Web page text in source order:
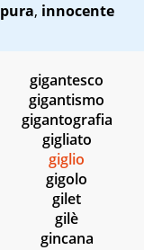
pura, innocente
gigantesco
gigantismo
gigantografia
gigliato
giglio
gigolo
gilet
gilè
gincana